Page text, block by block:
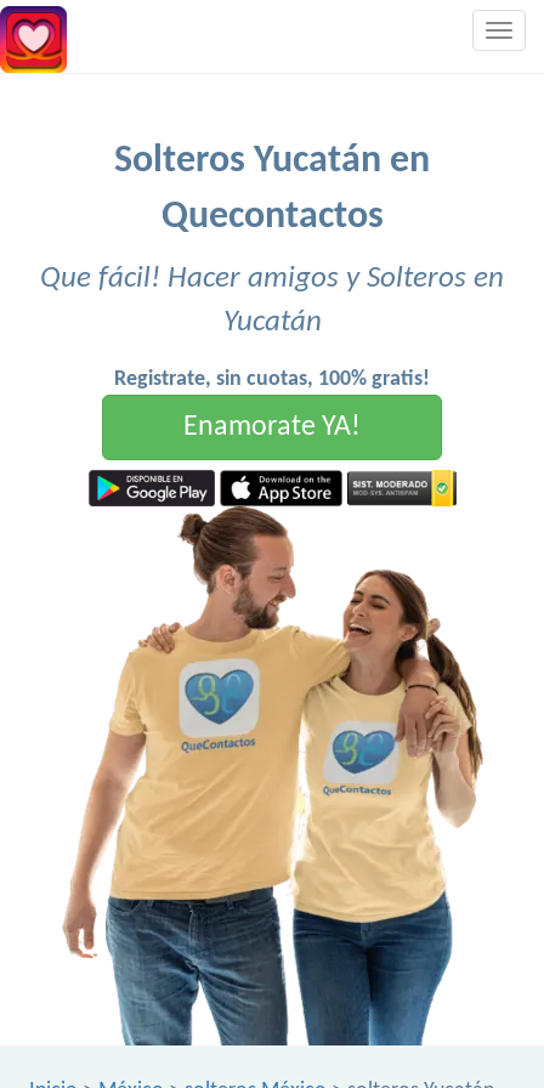
Solteros Yucatán en
Quecontactos
Que fácil! Hacer amigos y Solteros en
Yucatán
Registrate, sin cuotas, 100% gratis!
Enamorate YA!